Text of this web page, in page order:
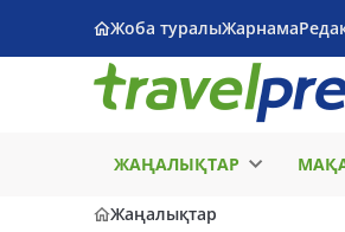
Жоба туралыЖарнама
ЖАҢАЛЫҚТАР
Жаңалықтар